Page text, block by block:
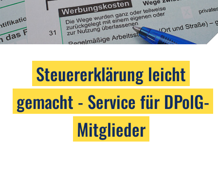
Steuererklärung leicht
gemacht - Service für DPolG-
Mitglieder